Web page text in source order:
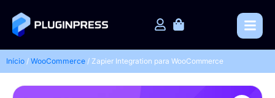
Início / WooCommerce / Zapier Integration para WooCommerce